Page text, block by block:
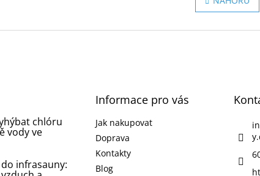
l
d
á
n
o
chlóru
vody ve
infrasauny:
Informace pro vás
Jak nakupovat
Doprava
Kontakty
Blog